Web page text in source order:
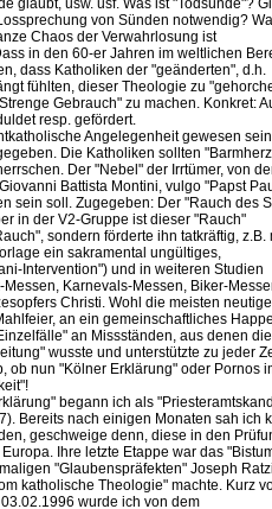
glaubt, usw. usf. Was ist "Todsünde"?
von Sünden notwendig?
Chaos der Verwahrlosung ist
in den 60-er Jahren im weltlichen
dass Katholiken der "geänderten", d.h.
fühlten, dieser Theologie zu
Gebrauch" zu machen. Konkret:
resp. gefördert.
Angelegenheit gewesen sein
Die Katholiken sollten
Der "Nebel" der Irrtümer, von
Battista Montini, vulgo "Papst
sein soll. Zugegeben: Der "Rauch des
in der V2-Gruppe ist dieser "Rauch"
sondern förderte ihn tatkräftig, z.B.
ein sakramental ungültiges,
Intervention") und in weiteren Studien
Karnevals-Messen, Biker-
Christi. Wohl die meisten
an ein gemeinschaftliches
an Missständen, aus denen
wusste und unterstützte zu jeder
ob nun "Kölner Erklärung" oder Pornos
begann ich als
Bereits nach einigen Monaten sah ich
geschweige denn, diese in den
Ihre letzte Etappe war das
"Glaubenspräfekten" Joseph
katholische Theologie" machte. Kurz
wurde ich von dem